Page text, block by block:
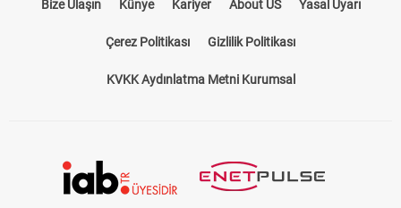
Bize Ulaşın Künye Kariyer About US Yasal Uyarı
Çerez Politikası Gizlilik Politikası
KVKK Aydınlatma Metni Kurumsal